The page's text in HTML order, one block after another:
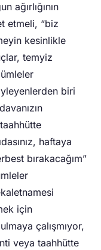
ağırlığının
etmeli, “biz
kesinlikle
temyiz
biri
haftaya
bırakacağım”
için
çalışmıyor,
veya taahhütte